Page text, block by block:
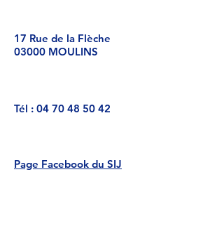
17 Rue de la Flèche
03000 MOULINS
Tél : 04 70 48 50 42
Page Facebook du SIJ